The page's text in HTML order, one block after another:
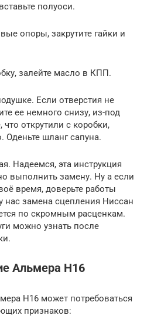
полуоси.
опоры, закрутите гайки и
залейте масло в КПП.
Если отверстия не
ее немного снизу, из-под
открутили с коробки,
Оденьте шланг сапуна.
Надеемся, эта инструкция
выполнить замену. Ну а если
время, доверьте работы
нас замена сцепления Ниссан
по скромным расценкам.
можно узнать после
Альмера Н16
Н16 может потребоваться
признаков: